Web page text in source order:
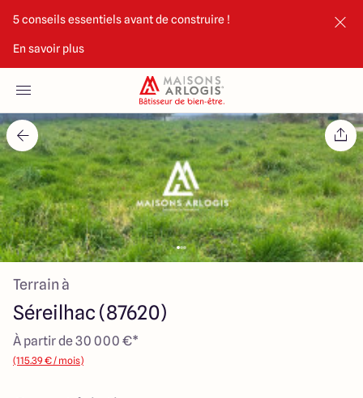
5 conseils essentiels avant de construire !
En savoir plus
Nos maisons
Nos annonces
Votre projet
Qui sommes-nous
Maisons ARLOGIS Limoges
Terrain à
Séreilhac (87620)
À partir de 30 000 €*
(115.39 € / mois)